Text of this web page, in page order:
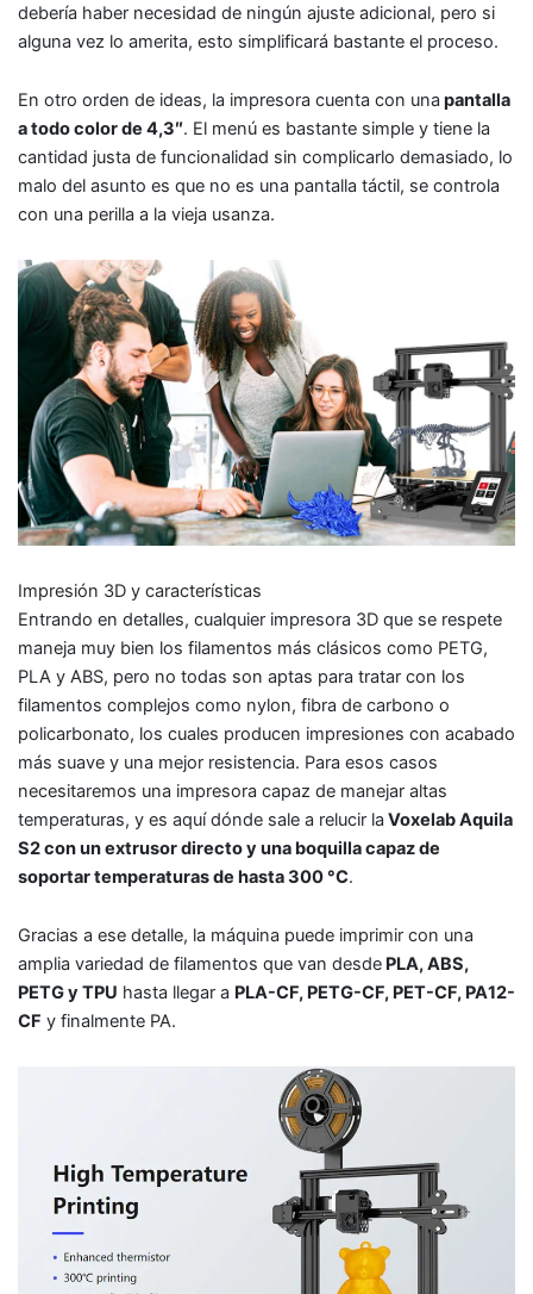
debería haber necesidad de ningún ajuste adicional, pero si
alguna vez lo amerita, esto simplificará bastante el proceso.
En otro orden de ideas, la impresora cuenta con una pantalla
a todo color de 4,3″. El menú es bastante simple y tiene la
cantidad justa de funcionalidad sin complicarlo demasiado, lo
malo del asunto es que no es una pantalla táctil, se controla
con una perilla a la vieja usanza.
Impresión 3D y características
Entrando en detalles, cualquier impresora 3D que se respete
maneja muy bien los filamentos más clásicos como PETG,
PLA y ABS, pero no todas son aptas para tratar con los
filamentos complejos como nylon, fibra de carbono o
policarbonato, los cuales producen impresiones con acabado
más suave y una mejor resistencia. Para esos casos
necesitaremos una impresora capaz de manejar altas
temperaturas, y es aquí dónde sale a relucir la Voxelab Aquila
S2 con un extrusor directo y una boquilla capaz de
soportar temperaturas de hasta 300 °C.
Gracias a ese detalle, la máquina puede imprimir con una
amplia variedad de filamentos que van desde PLA, ABS,
PETG y TPU hasta llegar a PLA-CF, PETG-CF, PET-CF, PA12-
CF y finalmente PA.